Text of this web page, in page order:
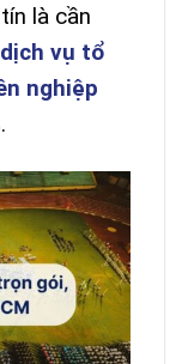
là cần
dịch vụ tổ
nghiệp